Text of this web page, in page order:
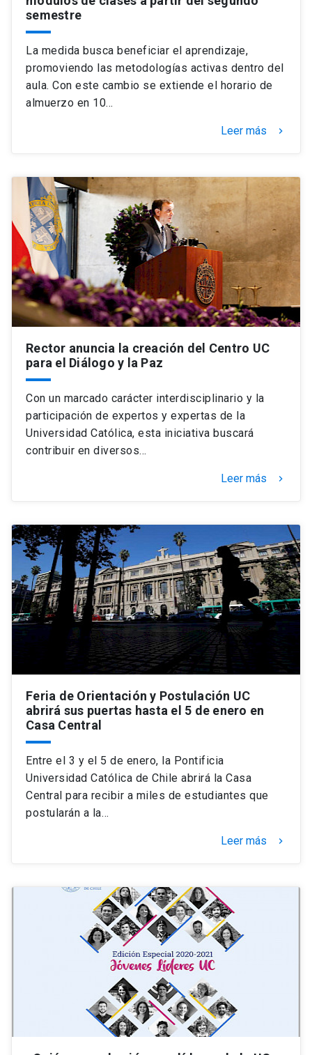
semestre
La medida busca beneficiar el aprendizaje,
promoviendo las metodologías activas dentro del
aula. Con este cambio se extiende el horario de
almuerzo en 10…
Leer más keyboard_arrow_right
Rector anuncia la creación del Centro UC
para el Diálogo y la Paz
Con un marcado carácter interdisciplinario y la
participación de expertos y expertas de la
Universidad Católica, esta iniciativa buscará
contribuir en diversos…
Leer más keyboard_arrow_right
Feria de Orientación y Postulación UC
abrirá sus puertas hasta el 5 de enero en
Casa Central
Entre el 3 y el 5 de enero, la Pontificia
Universidad Católica de Chile abrirá la Casa
Central para recibir a miles de estudiantes que
postularán a la…
Leer más keyboard_arrow_right